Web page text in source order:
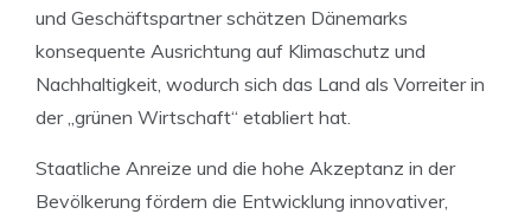
und Geschäftspartner schätzen Dänemarks
konsequente Ausrichtung auf Klimaschutz und
Nachhaltigkeit, wodurch sich das Land als Vorreiter in
der „grünen Wirtschaft“ etabliert hat.
Staatliche Anreize und die hohe Akzeptanz in der
Bevölkerung fördern die Entwicklung innovativer,